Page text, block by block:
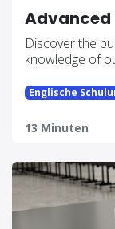
Discover the
knowledge of
Englische
13 Minuten